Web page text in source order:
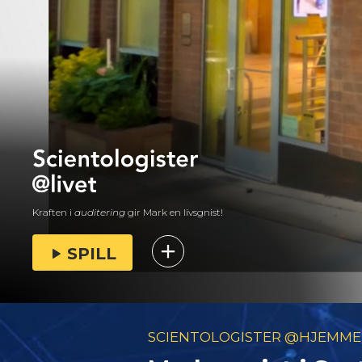
Kraften i auditering gir Mark en livsgnist!
SPILL
SCIENTOLOGISTER @HJEMME